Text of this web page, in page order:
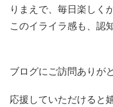
りまえで、毎日楽しく
このイライラ感も、認
ブログにご訪問ありが
応援していただけると